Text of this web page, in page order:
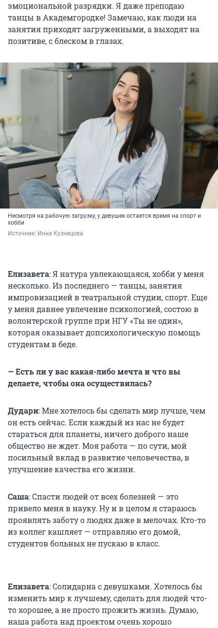
эмоциональной разрядки. Я даже преподаю
танцы в Академгородке! Замечаю, как люди на
занятия приходят загруженными, а выходят на
позитиве, с блеском в глазах.
Несмотря на рабочую загрузку, у девушек остается время на спорт и
хобби
Источник: Инна Кузнецова
Елизавета: Я натура увлекающаяся, хобби у меня
несколько. Из последнего — танцы, занятия
импровизацией в театральной студии, спорт. Еще
у меня давнее увлечение психологией, состою в
волонтерской группе при НГУ «Ты не один»,
которая оказывает допсихологическую помощь
студентам в беде.
— Есть ли у вас какая-либо мечта и что вы
делаете, чтобы она осуществилась?
Дудари: Мне хотелось бы сделать мир лучше, чем
он есть сейчас. Если каждый из нас не будет
стараться для планеты, ничего доброго наше
общество не ждет. Моя работа — по сути, мой
посильный вклад в развитие человечества, в
улучшение качества его жизни.
Саша: Спасти людей от всех болезней — это
привело меня в науку. Ну и в целом я стараюсь
проявлять заботу о людях даже в мелочах. Кто-то
из коллег кашляет — отправляю его домой,
студентов больных не пускаю в класс.
Елизавета: Солидарна с девушками. Хотелось бы
изменить мир к лучшему, сделать для людей что-
то хорошее, а не просто прожить жизнь. Думаю,
наша работа над проектом очень хорошо